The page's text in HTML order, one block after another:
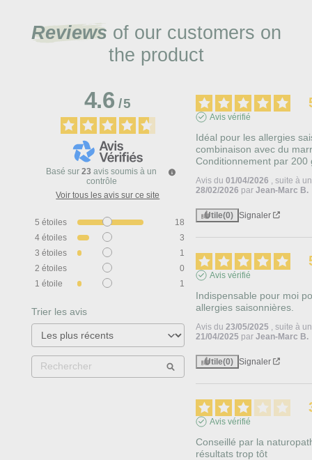
Reviews of our customers on
the product
4.6/5
Basé sur23 avis soumis à un
contrôle
Voir tous les avis sur ce site
5 étoiles
18
4 étoiles
3
3 étoiles
1
2 étoiles
0
1 étoile 1
Trier les avis
Avis vérifié
Idéal pour les allergies
combinaison avec du
Conditionnement par 200
Avis du01/04/2026 , suite à
28/02/2026 parJean-Marc B.
Utile(0) Signaler
Avis vérifié
Indispensable pour moi
allergies saisonnières.
Avis du23/05/2025 , suite à
21/04/2025 parJean-Marc B.
Utile(0) Signaler
Avis vérifié
Conseillé par la
résultats trop tôt